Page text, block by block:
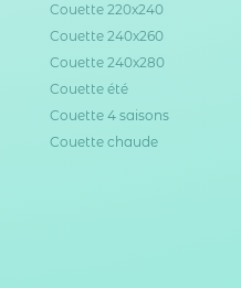
Couette 220x240
Couette 240x260
Couette 240x280
Couette été
Couette 4 saisons
Couette chaude